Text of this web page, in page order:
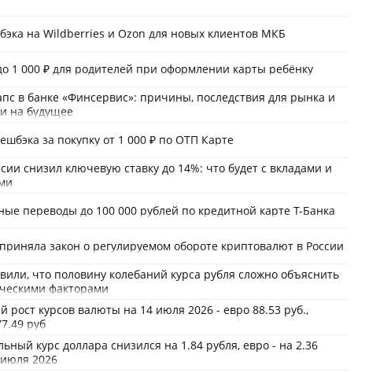
на Wildberries и Ozon для новых клиентов МКБ
1 000 ₽ для родителей при оформлении карты ребёнку
в банке «Финсервис»: причины, последствия для рынка и
на будущее
за покупку от 1 000 ₽ по ОТП Карте
снизил ключевую ставку до 14%: что будет с вкладами и
переводы до 100 000 рублей по кредитной карте Т-Банка
закон о регулируемом обороте криптовалют в России
что половину колебаний курса рубля сложно объяснить
факторами
рост курсов валюты на 14 июля 2026 - евро 88.53 руб.,
руб
курс доллара снизился на 1.84 рубля, евро - на 2.36
2026